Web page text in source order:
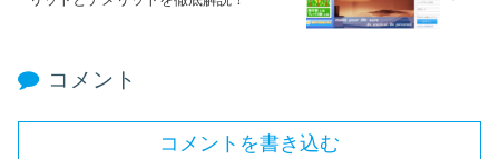
コメント
コメントを書き込む